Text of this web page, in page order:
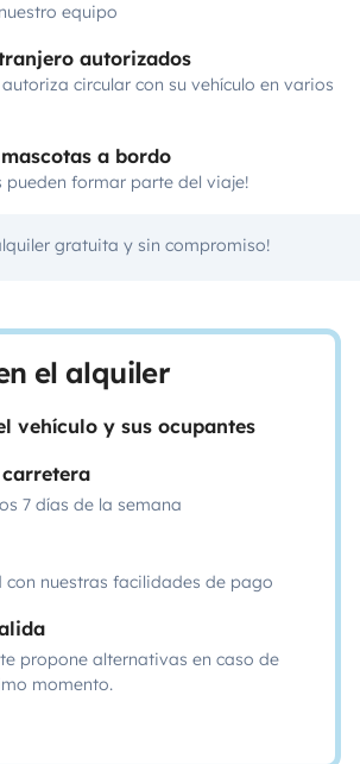
equipo
autorizados
circular con su vehículo en varios
a bordo
pueden formar parte del viaje!
gratuita y sin compromiso!
el alquiler
vehículo y sus ocupantes
7 días de la semana
nuestras facilidades de pago
propone alternativas en caso de
momento.